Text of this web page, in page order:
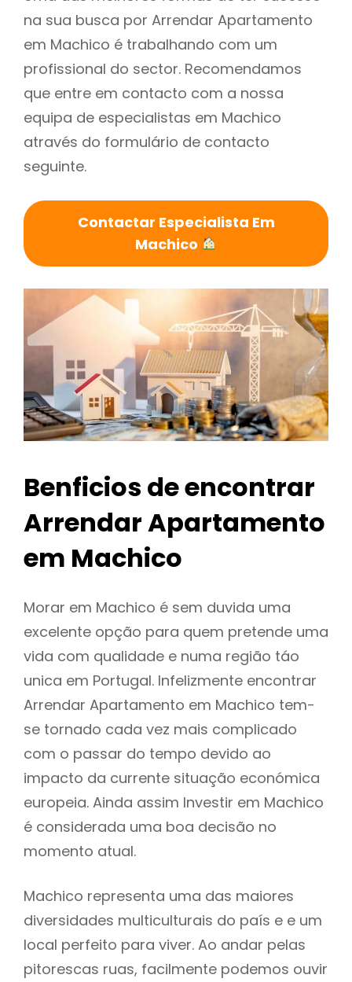
na sua busca por Arrendar Apartamento
em Machico é trabalhando com um
profissional do sector. Recomendamos
que entre em contacto com a nossa
equipa de especialistas em Machico
através do formulário de contacto
seguinte.
Contactar Especialista Em
Machico
Benficios de encontrar
Arrendar Apartamento
em Machico
Morar em Machico é sem duvida uma
excelente opção para quem pretende uma
vida com qualidade e numa região táo
unica em Portugal. Infelizmente encontrar
Arrendar Apartamento em Machico tem-
se tornado cada vez mais complicado
com o passar do tempo devido ao
impacto da currente situação económica
europeia. Ainda assim Investir em Machico
é considerada uma boa decisão no
momento atual.
Machico representa uma das maiores
diversidades multiculturais do país e e um
local perfeito para viver. Ao andar pelas
pitorescas ruas, facilmente podemos ouvir